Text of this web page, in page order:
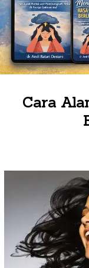
Cara